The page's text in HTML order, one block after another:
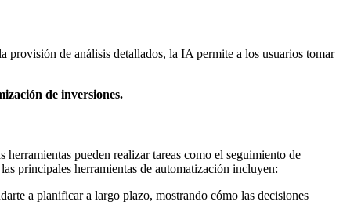
de análisis detallados, la IA permite a los usuarios tomar
de inversiones.
pueden realizar tareas como el seguimiento de
principales herramientas de automatización incluyen:
a planificar a largo plazo, mostrando cómo las decisiones